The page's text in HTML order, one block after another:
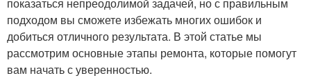
подходом вы сможете избежать многих ошибок и
добиться отличного результата. В этой статье мы
рассмотрим основные этапы ремонта, которые помогут
вам начать с уверенностью.